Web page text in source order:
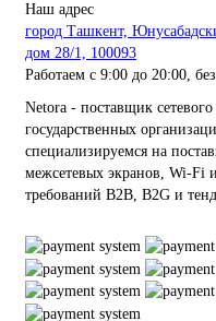
Наш адрес
город Ташкент,
дом 28/1, 100093
Работаем с 9:00 до 20:00,
Netora - поставщик
государственных
специализируемся на
межсетевых экранов, Wi-Fi
требований B2B, B2G и